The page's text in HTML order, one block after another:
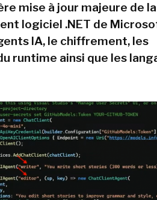
mise à jour majeure de
logiciel .NET de
IA, le chiffrement, les
runtime ainsi que les